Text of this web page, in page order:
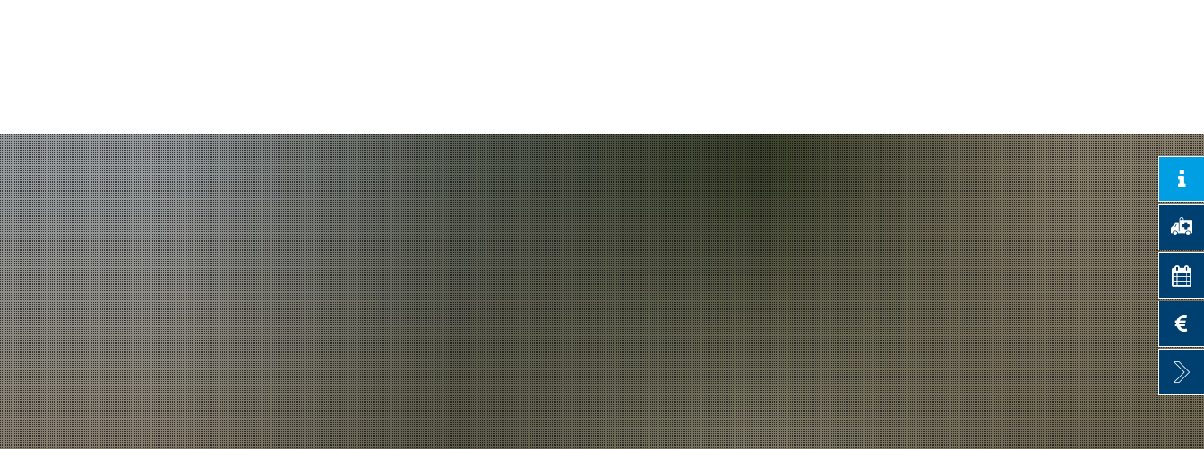
Stadtmuseum Bad Ems
Verbandsgemeindearchiv
Stadtbücherei Bad Ems
Stadtbibliothek in Nassau
Volkshochschule
Weiterbildungsportal Rheinland-Pfalz
Kreismusikschule
Projektsteckbriefe